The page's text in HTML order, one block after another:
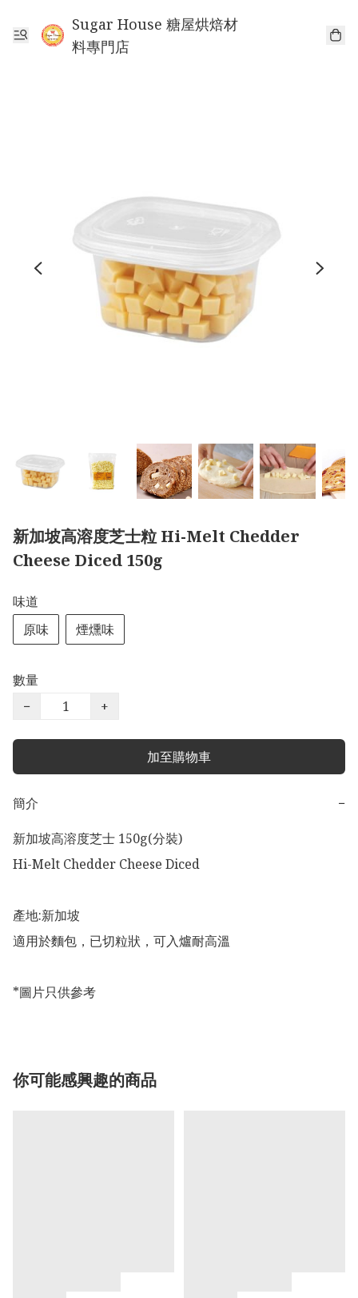
Sugar House 糖屋烘焙材
料專門店
新加坡高溶度芝士粒 Hi-Melt Chedder
Cheese Diced 150g
味道
原味
煙燻味
數量
−
+
加至購物車
簡介
−
新加坡高溶度芝士 150g(分裝)
Hi-Melt Chedder Cheese Diced
產地:新加坡
適用於麵包，已切粒狀，可入爐耐高溫
*圖片只供參考
你可能感興趣的商品